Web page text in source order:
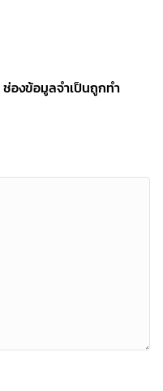
ช่องข้อมูลจำเป็นถูกทำ